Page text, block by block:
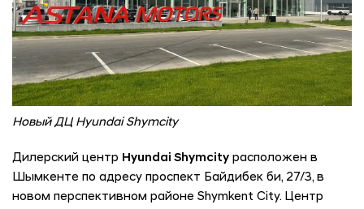
Новый ДЦ Hyundai Shymcity
Дилерский центр Hyundai Shymcity расположен в
Шымкенте по адресу проспект Байдибек би, 27/3, в
новом перспективном районе Shymkent City. Центр